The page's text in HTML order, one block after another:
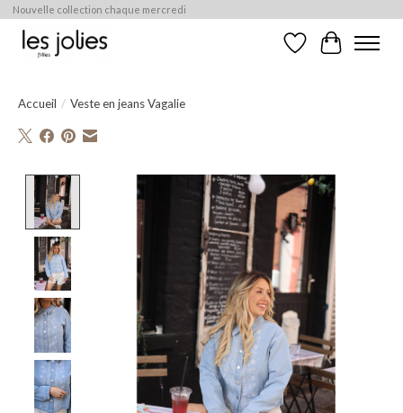
Nouvelle collection chaque mercredi
Liste de souhaits
Panier
Accueil / Veste en jeans Vagalie
Product image slideshow Items